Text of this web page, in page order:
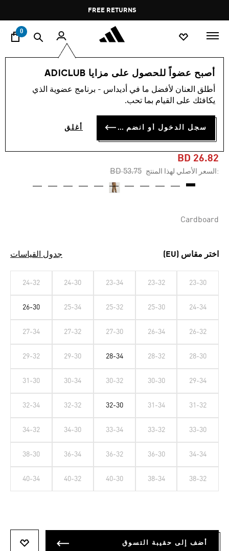
Pause
promotion
rotation
FREE RETURNS
0
أصبح عضواً للحصول على مزايا ADICLUB
أطلق العنان لأفضل ما في أديداس - برنامج عضوية الذي
يكافئك على القيام بما تحب.
سجل الدخول أو انضم الآن أغلق
النساء ملابس
-50%
بنطال ADIBREAK BRUSHED
TWILL
BD 26.82
:السعر الأصلي لهذا المنتج Price reduced from
BD 53.75
to
Cardboard
اختر مقاس (EU) جدول القياسات
23-30
23-32
23-34
24-30
24-32
24-34
25-30
25-32
25-34
26-30
26-32
26-34
27-30
27-32
27-34
28-30
28-32
28-34
29-30
29-32
29-34
30-30
30-32
30-34
31-30
31-32
31-34
32-30
32-32
32-34
33-30
33-32
33-34
34-30
34-32
34-34
36-30
36-32
36-34
38-30
38-32
38-34
40-30
40-32
40-34
أضف إلى حقيبة التسوق